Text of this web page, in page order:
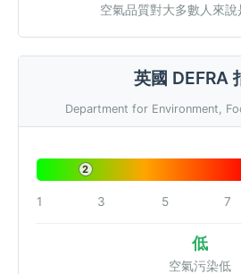
空氣品質對大多數人來說
英國 DEFRA
Department for Environment,
2
1 3 5 7
低
空氣污染低